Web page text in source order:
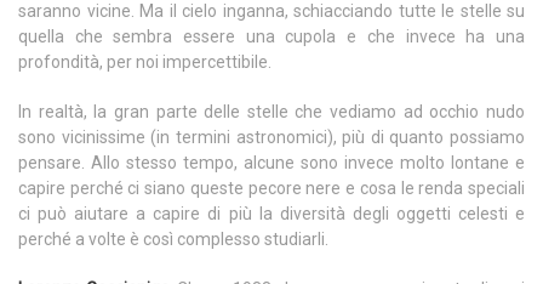
saranno vicine. Ma il cielo inganna, schiacciando tutte le stelle su
quella che sembra essere una cupola e che invece ha una
profondità, per noi impercettibile.
In realtà, la gran parte delle stelle che vediamo ad occhio nudo
sono vicinissime (in termini astronomici), più di quanto possiamo
pensare. Allo stesso tempo, alcune sono invece molto lontane e
capire perché ci siano queste pecore nere e cosa le renda speciali
ci può aiutare a capire di più la diversità degli oggetti celesti e
perché a volte è così complesso studiarli.